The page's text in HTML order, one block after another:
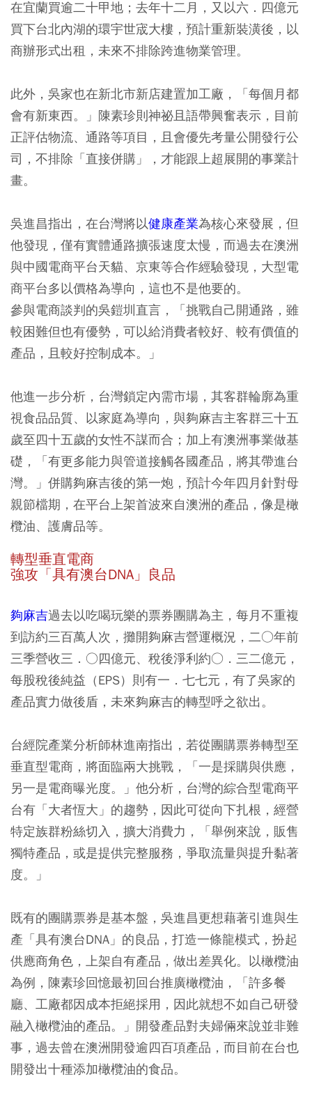
在宜蘭買逾二十甲地；去年十二月，又以六．四億元
買下台北內湖的環宇世宬大樓，預計重新裝潢後，以
商辦形式出租，未來不排除跨進物業管理。
此外，吳家也在新北市新店建置加工廠，「每個月都
會有新東西。」陳素珍則神祕且語帶興奮表示，目前
正評估物流、通路等項目，且會優先考量公開發行公
司，不排除「直接併購」，才能跟上超展開的事業計
畫。
吳進昌指出，在台灣將以健康產業為核心來發展，但
他發現，僅有實體通路擴張速度太慢，而過去在澳洲
與中國電商平台天貓、京東等合作經驗發現，大型電
商平台多以價格為導向，這也不是他要的。
參與電商談判的吳鎧圳直言，「挑戰自己開通路，雖
較困難但也有優勢，可以給消費者較好、較有價值的
產品，且較好控制成本。」
他進一步分析，台灣鎖定內需市場，其客群輪廓為重
視食品品質、以家庭為導向，與夠麻吉主客群三十五
歲至四十五歲的女性不謀而合；加上有澳洲事業做基
礎，「有更多能力與管道接觸各國產品，將其帶進台
灣。」併購夠麻吉後的第一炮，預計今年四月針對母
親節檔期，在平台上架首波來自澳洲的產品，像是橄
欖油、護膚品等。
轉型垂直電商
強攻「具有澳台DNA」良品
夠麻吉過去以吃喝玩樂的票券團購為主，每月不重複
到訪約三百萬人次，攤開夠麻吉營運概況，二○年前
三季營收三．○四億元、稅後淨利約○．三二億元，
每股稅後純益（EPS）則有一．七七元，有了吳家的
產品實力做後盾，未來夠麻吉的轉型呼之欲出。
台經院產業分析師林進南指出，若從團購票券轉型至
垂直型電商，將面臨兩大挑戰，「一是採購與供應，
另一是電商曝光度。」他分析，台灣的綜合型電商平
台有「大者恆大」的趨勢，因此可從向下扎根，經營
特定族群粉絲切入，擴大消費力，「舉例來說，販售
獨特產品，或是提供完整服務，爭取流量與提升黏著
度。」
既有的團購票券是基本盤，吳進昌更想藉著引進與生
產「具有澳台DNA」的良品，打造一條龍模式，扮起
供應商角色，上架自有產品，做出差異化。以橄欖油
為例，陳素珍回憶最初回台推廣橄欖油，「許多餐
廳、工廠都因成本拒絕採用，因此就想不如自己研發
融入橄欖油的產品。」開發產品對夫婦倆來說並非難
事，過去曾在澳洲開發逾四百項產品，而目前在台也
開發出十種添加橄欖油的食品。